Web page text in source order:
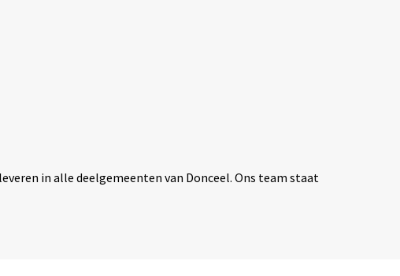
in alle deelgemeenten van Donceel. Ons team staat